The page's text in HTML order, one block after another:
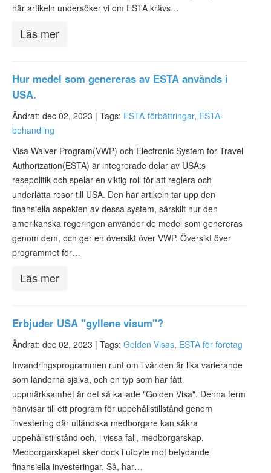
här artikeln undersöker vi om ESTA krävs…
Läs mer
Hur medel som genereras av ESTA används i
USA.
Ändrat: dec 02, 2023 | Tags: ESTA-förbättringar, ESTA-
behandling
Visa Waiver Program(VWP) och Electronic System for Travel
Authorization(ESTA) är integrerade delar av USA:s
resepolitik och spelar en viktig roll för att reglera och
underlätta resor till USA. Den här artikeln tar upp den
finansiella aspekten av dessa system, särskilt hur den
amerikanska regeringen använder de medel som genereras
genom dem, och ger en översikt över VWP. Översikt över
programmet för…
Läs mer
Erbjuder USA "gyllene visum"?
Ändrat: dec 02, 2023 | Tags: Golden Visas, ESTA för företag
Invandringsprogrammen runt om i världen är lika varierande
som länderna själva, och en typ som har fått
uppmärksamhet är det så kallade "Golden Visa". Denna term
hänvisar till ett program för uppehållstillstånd genom
investering där utländska medborgare kan säkra
uppehållstillstånd och, i vissa fall, medborgarskap.
Medborgarskapet sker dock i utbyte mot betydande
finansiella investeringar. Så, har…